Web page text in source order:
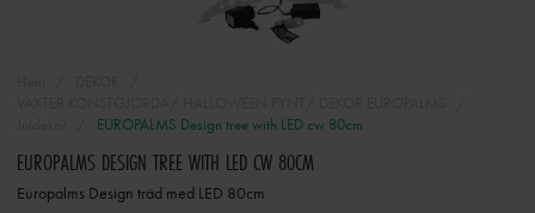
EUROPALMS Design tree with LED cw 80cm
EUROPALMS DESIGN TREE WITH LED CW 80CM
Europalms Design träd med LED 80cm